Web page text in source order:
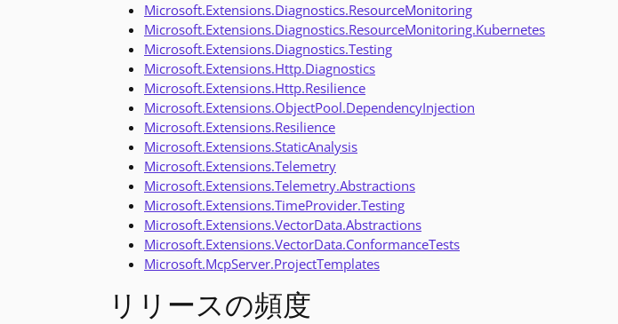
Microsoft.Extensions.Diagnostics.ResourceMonitoring
Microsoft.Extensions.Diagnostics.ResourceMonitoring.Kubernetes
Microsoft.Extensions.Diagnostics.Testing
Microsoft.Extensions.Http.Diagnostics
Microsoft.Extensions.Http.Resilience
Microsoft.Extensions.ObjectPool.DependencyInjection
Microsoft.Extensions.Resilience
Microsoft.Extensions.StaticAnalysis
Microsoft.Extensions.Telemetry
Microsoft.Extensions.Telemetry.Abstractions
Microsoft.Extensions.TimeProvider.Testing
Microsoft.Extensions.VectorData.Abstractions
Microsoft.Extensions.VectorData.ConformanceTests
Microsoft.McpServer.ProjectTemplates
リリースの頻度